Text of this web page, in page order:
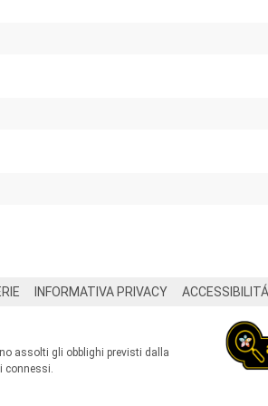
INFORMATIVA PRIVACY ACCESSIBILITÁ
assolti gli obblighi previsti dalla
connessi.